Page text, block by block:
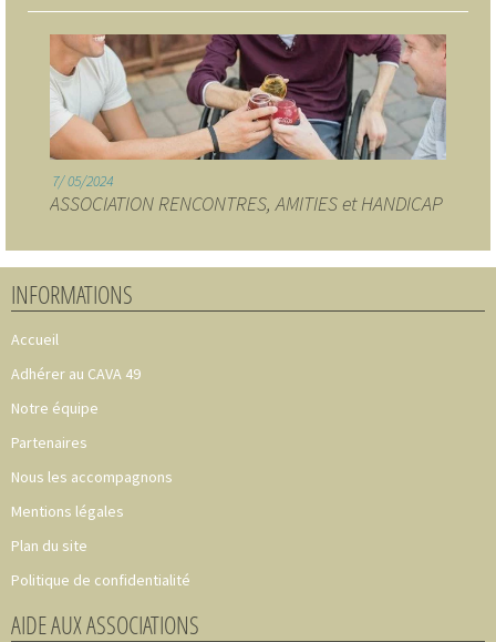
7 05/2024
ASSOCIATION RENCONTRES, AMITIES et HANDICAP
INFORMATIONS
Accueil
Adhérer au CAVA 49
Notre équipe
Partenaires
Nous les accompagnons
Mentions légales
Plan du site
Politique de confidentialité
AIDE AUX ASSOCIATIONS